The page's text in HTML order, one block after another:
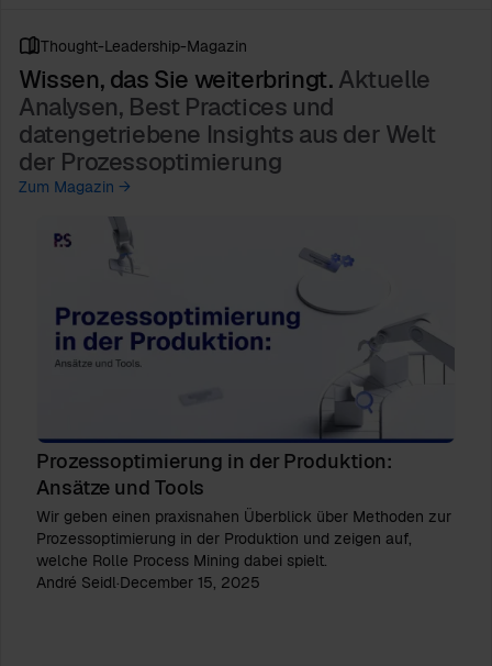
Thought-Leadership-Magazin
Wissen, das Sie weiterbringt. Aktuelle
Analysen, Best Practices und
datengetriebene Insights aus der Welt
der Prozessoptimierung
Zum Magazin →
Prozessoptimierung in der Produktion:
Ansätze und Tools
Wir geben einen praxisnahen Überblick über Methoden zur
Prozessoptimierung in der Produktion und zeigen auf,
welche Rolle Process Mining dabei spielt.
André Seidl·December 15, 2025